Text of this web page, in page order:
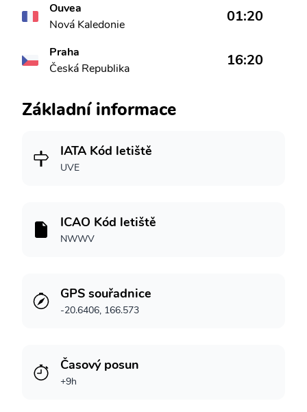
Ouvea
Nová Kaledonie
01:20
Praha
Česká Republika
16:20
Základní informace
IATA Kód letiště
UVE
ICAO Kód letiště
NWWV
GPS souřadnice
-20.6406, 166.573
Časový posun
+9h